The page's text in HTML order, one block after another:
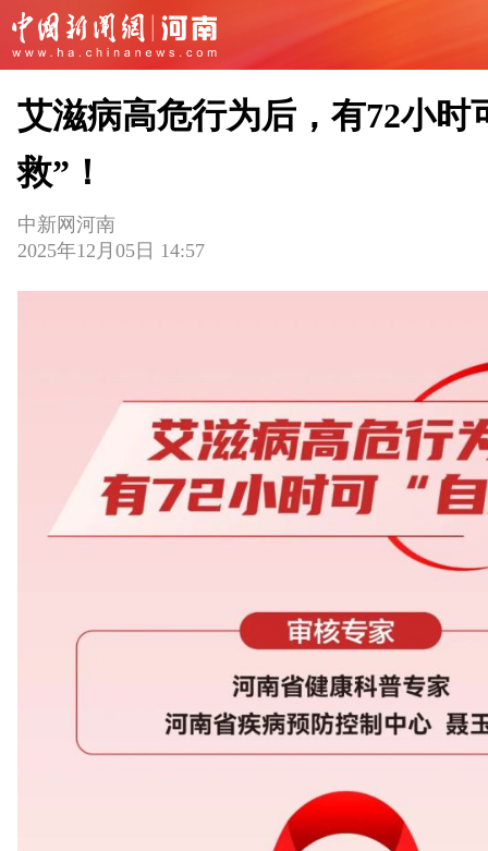
艾滋病高危行为后，有72小时
救”！
中新网河南
2025年12月05日 14:57